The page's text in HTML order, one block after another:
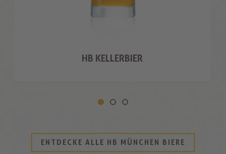
HB KELLERBIER
ENTDECKE ALLE HB MÜNCHEN BIERE